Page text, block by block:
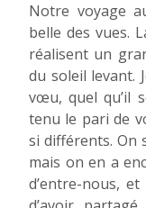
Notre voyage
belle des vues.
réalisent un
du soleil levant.
vœu, quel qu’il
tenu le pari de
si différents. On
mais on en a
d’entre-nous,